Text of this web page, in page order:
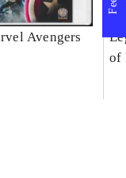
Avengers
of